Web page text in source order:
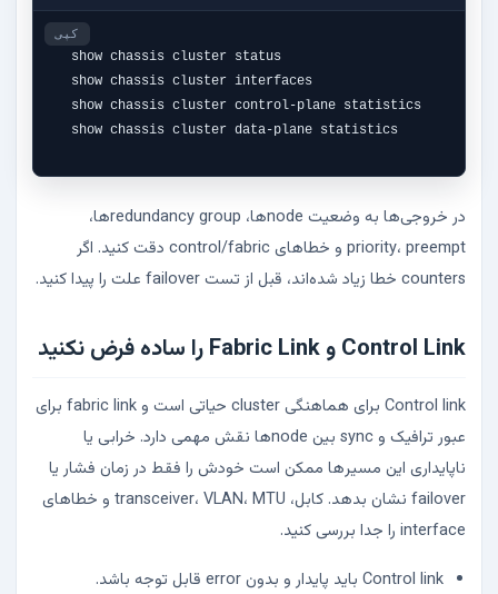
show chassis cluster status
show chassis cluster interfaces
show chassis cluster control-plane statistics
show chassis cluster data-plane statistics
کپی
در خروجی‌ها به وضعیت nodeها، redundancy groupها،
priority، preempt و خطاهای control/fabric دقت کنید. اگر
counters خطا زیاد شده‌اند، قبل از تست failover علت را پیدا کنید.
Control Link و Fabric Link را ساده فرض نکنید
Control link برای هماهنگی cluster حیاتی است و fabric link برای
عبور ترافیک و sync بین nodeها نقش مهمی دارد. خرابی یا
ناپایداری این مسیر‌ها ممکن است خودش را فقط در زمان فشار یا
failover نشان بدهد. کابل، transceiver، VLAN، MTU و خطاهای
interface را جدا بررسی کنید.
Control link باید پایدار و بدون error قابل توجه باشد.